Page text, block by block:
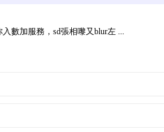
數加服務，sd張相嚟又blur左 ...